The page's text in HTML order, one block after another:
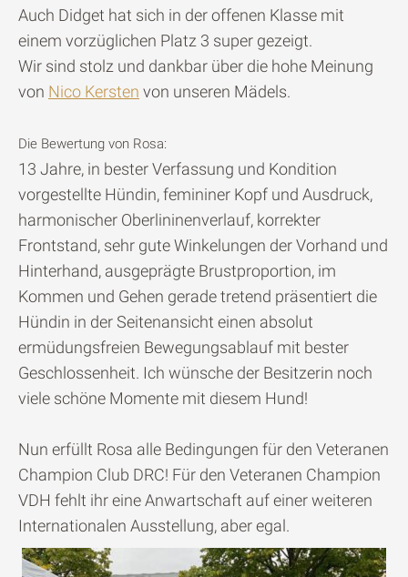
Auch Didget hat sich in der offenen Klasse mit
einem vorzüglichen Platz 3 super gezeigt.
Wir sind stolz und dankbar über die hohe Meinung
von Nico Kersten von unseren Mädels.
Die Bewertung von Rosa:
13 Jahre, in bester Verfassung und Kondition
vorgestellte Hündin, femininer Kopf und Ausdruck,
harmonischer Oberlininenverlauf, korrekter
Frontstand, sehr gute Winkelungen der Vorhand und
Hinterhand, ausgeprägte Brustproportion, im
Kommen und Gehen gerade tretend präsentiert die
Hündin in der Seitenansicht einen absolut
ermüdungsfreien Bewegungsablauf mit bester
Geschlossenheit. Ich wünsche der Besitzerin noch
viele schöne Momente mit diesem Hund!
Nun erfüllt Rosa alle Bedingungen für den Veteranen
Champion Club DRC! Für den Veteranen Champion
VDH fehlt ihr eine Anwartschaft auf einer weiteren
Internationalen Ausstellung, aber egal.